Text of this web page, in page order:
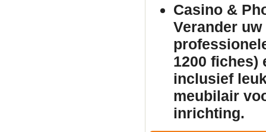
Casino &
Verander
1200 fiches)
inclusief
meubilair
inrichting.